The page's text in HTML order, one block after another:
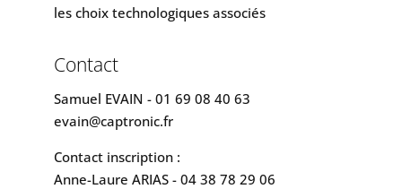
les choix technologiques associés
Contact
Samuel EVAIN - 01 69 08 40 63
evain@captronic.fr
Contact inscription :
Anne-Laure ARIAS - 04 38 78 29 06